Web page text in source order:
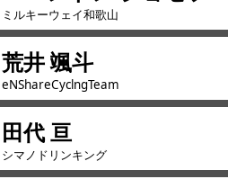
ミルキーウェイ和歌山
荒井 颯斗
eNShareCyclngTeam
田代 亘
シマノドリンキング